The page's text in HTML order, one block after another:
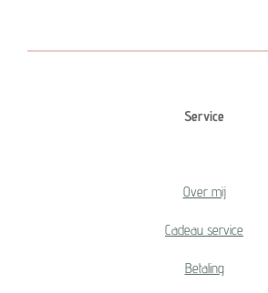
Service
Over mij
Cadeau service
Betaling